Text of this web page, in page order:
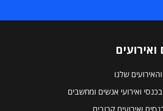
ואירועים
שלנו
ואירועי אנשים ומחשבים